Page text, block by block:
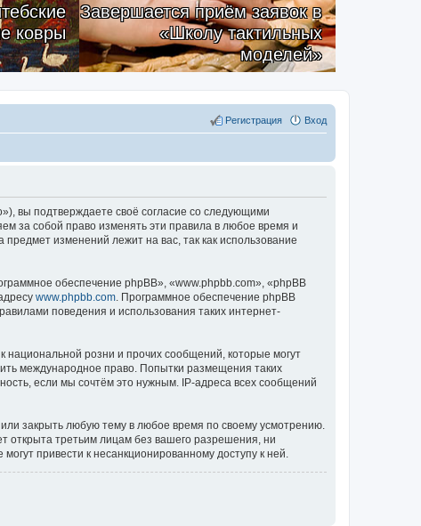
ковры
Завершается приём заявок в
«Школу тактильных
моделей»
Вход
Регистрация
вы подтверждаете своё согласие со следующими
за собой право изменять эти правила в любое время и
изменений лежит на вас, так как использование
обеспечение phpBB», «www.phpbb.com», «phpBB
www.phpbb.com. Программное обеспечение phpBB
поведения и использования таких интернет-
розни и прочих сообщений, которые могут
международное право. Попытки размещения таких
если мы сочтём это нужным. IP-адреса всех сообщений
закрыть любую тему в любое время по своему усмотрению.
открыта третьим лицам без вашего разрешения, ни
привести к несанкционированному доступу к ней.